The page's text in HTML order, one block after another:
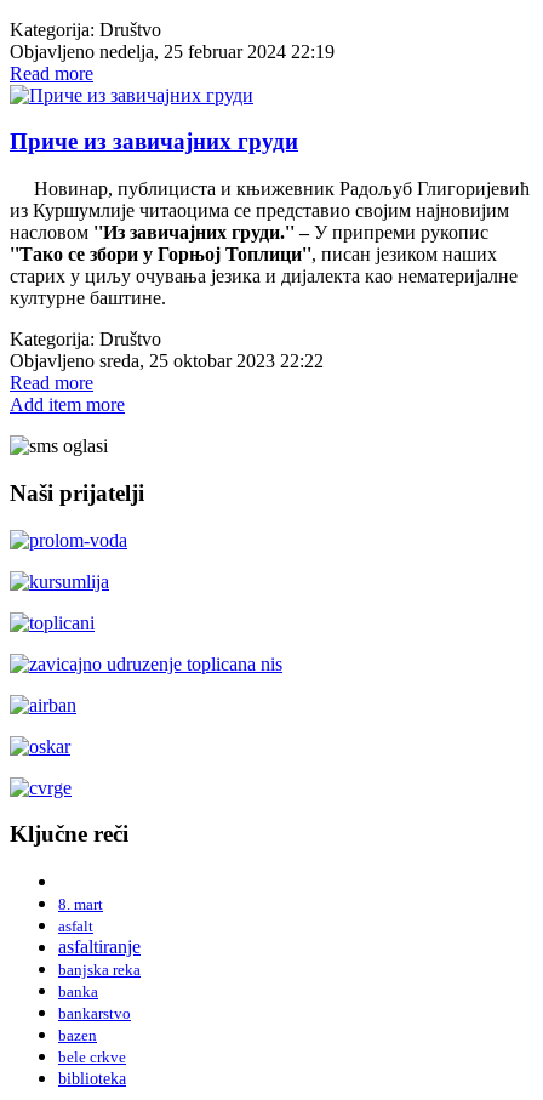
Kategorija: Društvo
Objavljeno nedelja, 25 februar 2024 22:19
Read more
Приче из завичајних груди
Новинар, публициста и књижевник Радољуб Глигоријевић
из Куршумлије читаоцима се представио својим најновијим
насловом ''Из завичајних груди.'' –У припреми рукопис
''Тако се збори у Горњој Топлици'', писан језиком наших
старих у циљу очувања језика и дијалекта као нематеријалне
културне баштине.
Kategorija: Društvo
Objavljeno sreda, 25 oktobar 2023 22:22
Read more
Add item more
Naši prijatelji
Ključne reči
8. mart
asfalt
asfaltiranje
banjska reka
banka
bankarstvo
bazen
bele crkve
biblioteka